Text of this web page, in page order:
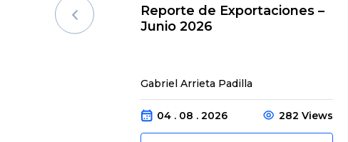
Reporte de Exportaciones –
Junio 2026
Gabriel Arrieta Padilla
04 . 08 . 2026 282 Views